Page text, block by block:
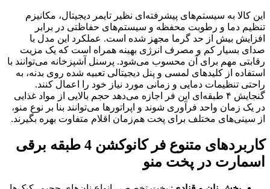
این کالا به سیستم‌های پیشرفته‌ای نظیر تایمر دیجیتال، مکانیزم
تنظیم دما و رطوبت محفظه و سیستم‌های حفاظتی در برابر
افزایش بیش از حد گرما مجهز شده است. عملکرد این مدل با
صدای بسیار کم و مصرف انرژی بهینه همراه است که یک مزیت
رقابتی مهم برای آن محسوب می‌شود. پرسنل آشپزخانه می‌توانند با
استفاده از کلیدهای لمسی و پنل دیجیتالی تعبیه شده روی بدنه، به
راحتی تنظیمات دمایی و زمانی مورد نیاز خود را اعمال کنند.
گنجایش ۴ طبقه‌ای این فر اجازه می‌دهد حجم بالایی از مواد غذایی
در یک زمان واحد فرآوری شوند و اپراتورها می‌توانند بنا بر نوع منو،
از سینی‌های مختلف برای پخت هم‌زمان اقلام متفاوت بهره بگیرند.
کاربردهای متنوع فر کانوکشن 4 طبقه برقی
اسمارت در پخت منو